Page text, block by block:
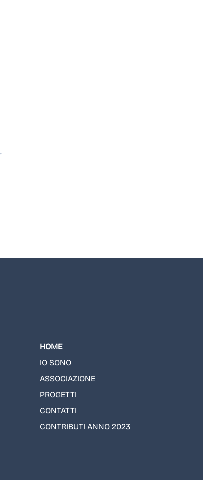
HOME
IO SONO
ASSOCIAZIONE
PROGETTI
CONTATTI
CONTRIBUTI ANNO 2023